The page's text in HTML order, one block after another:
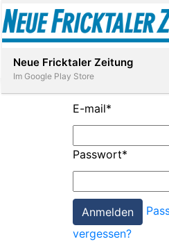
E-mail*
Passwort*
vergessen?
Neue Fricktaler Zeitung
Im Google Play Store